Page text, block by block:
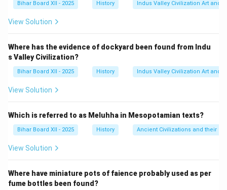
इसका उद्देश्य साम्राज्य के विभिन्न धार्मिक समूहों के बीच की खाई को
पाटना और सुलह-ए-कुल (सार्वभौमिक शांति) को बढ़ावा देना था।
दीन-ए-इलाही अकबर से संबंधित है। अतः, विकल्प (B) सही है।
Download Solution in PDF
Bihar Board XII - 2025 History Indus Valley Civilization Art and
View Solution
Where has the evidence of dockyard been found from Indu
s Valley Civilization?
Bihar Board XII - 2025 History Indus Valley Civilization Art and
View Solution
Which is referred to as Meluhha in Mesopotamian texts?
Bihar Board XII - 2025 History Ancient Civilizations and their
View Solution
Where have miniature pots of faience probably used as per
fume bottles been found?